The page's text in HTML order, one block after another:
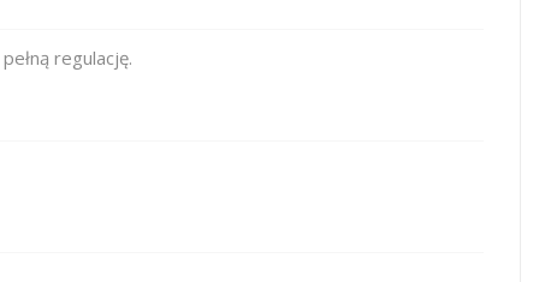
regulację.